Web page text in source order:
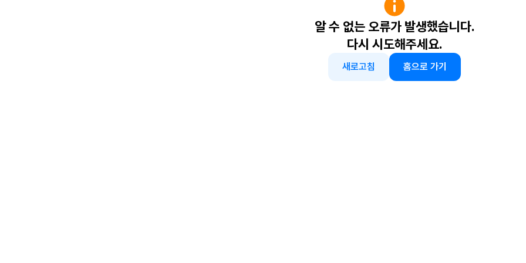
알 수 없는 오류가 발생했습니다.
다시 시도해주세요.
새로고침 홈으로 가기